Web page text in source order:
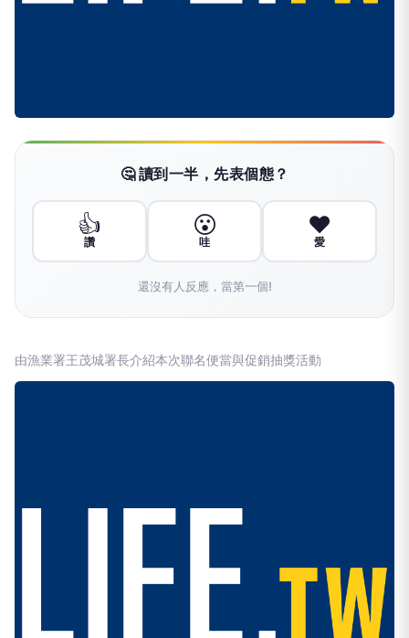
🤔 讀到一半，先表個態？
👍
讚
😮
哇
❤️
愛
還沒有人反應，當第一個!
由漁業署王茂城署長介紹本次聯名便當與促銷抽獎活動